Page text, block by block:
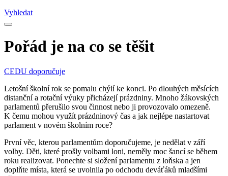
Vyhledat
Pořád je na co se těšit
CEDU doporučuje
Letošní školní rok se pomalu chýlí ke konci. Po dlouhých měsících
distanční a rotační výuky přicházejí prázdniny. Mnoho žákovských
parlamentů přerušilo svou činnost nebo ji provozovalo omezeně.
K čemu mohou využít prázdninový čas a jak nejlépe nastartovat
parlament v novém školním roce?
První věc, kterou parlamentům doporučujeme, je nedělat v září
volby. Děti, které prošly volbami loni, neměly moc šancí se během
roku realizovat. Ponechte si složení parlamentu z loňska a jen
doplňte místa, která se uvolnila po odchodu deváťáků mladšími